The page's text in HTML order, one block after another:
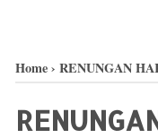
Home› RENUNGAN